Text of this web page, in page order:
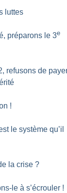
luttes
préparons le 3e
refusons de
!
le système qu’il
la crise ?
le à s’écrouler !